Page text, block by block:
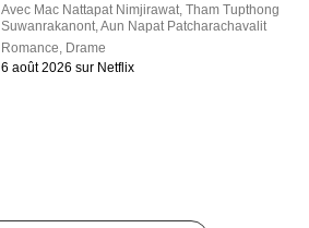
Avec Mac Nattapat Nimjirawat,Tham Tupthong
Suwanrakanont,Aun Napat Patcharachavalit
Romance, Drame
6 août 2026 sur Netflix